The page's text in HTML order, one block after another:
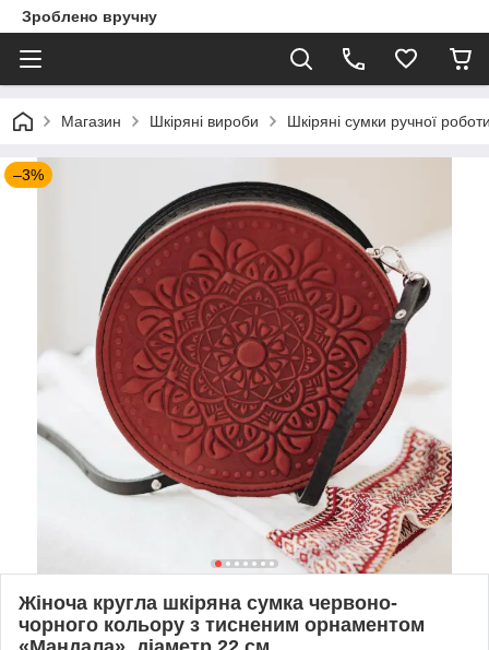
Зроблено вручну
Магазин Шкіряні вироби Шкіряні сумки ручної
–3%
Жіноча кругла шкіряна сумка червоно-
чорного кольору з тисненим орнаментом